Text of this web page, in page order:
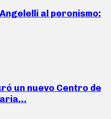
al peronismo:
un nuevo Centro de